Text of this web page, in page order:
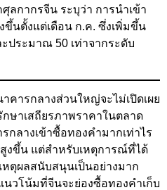
ลกากรจีน ระบุว่า การนำเข้า
ขึ้นตั้งแต่เดือน ก.ค. ซึ่งเพิ่มขึ้น
ประมาณ 50 เท่าจากระดับ
คารกลางส่วนใหญ่จะไม่เปิดเผย
ษาเสถียรภาพราคาในตลาด
กลางเข้าซื้อทองคำมากเท่าไร
งขึ้น แต่สำหรับเหตุการณ์ที่ได้
ตุผลสนับสนุนเป็นอย่างมาก
นวโน้มที่จีนจะย่องซื้อทองคำเก็บ